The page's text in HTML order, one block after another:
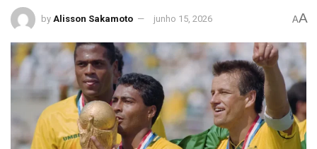
by Alisson Sakamoto junho 15, 2026 AA